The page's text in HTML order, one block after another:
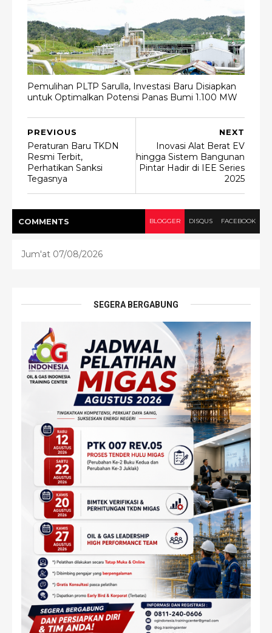
Pemulihan PLTP Sarulla, Investasi Baru Disiapkan
untuk Optimalkan Potensi Panas Bumi 1.100 MW
NEXT
Inovasi Alat Berat EV
hingga Sistem Bangunan
Pintar Hadir di IEE Series
2025
PREVIOUS
Peraturan Baru TKDN
Resmi Terbit,
Perhatikan Sanksi
Tegasnya
COMMENTS BLOGGER DISQUS FACEBOOK
Jum'at 07/08/2026
SEGERA BERGABUNG